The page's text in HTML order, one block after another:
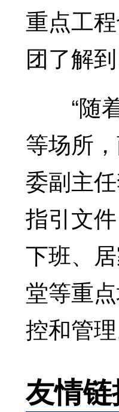
重点工
团了解
“随着
等场所
委副主
指引文
下班、
堂等重
控和管理
友情